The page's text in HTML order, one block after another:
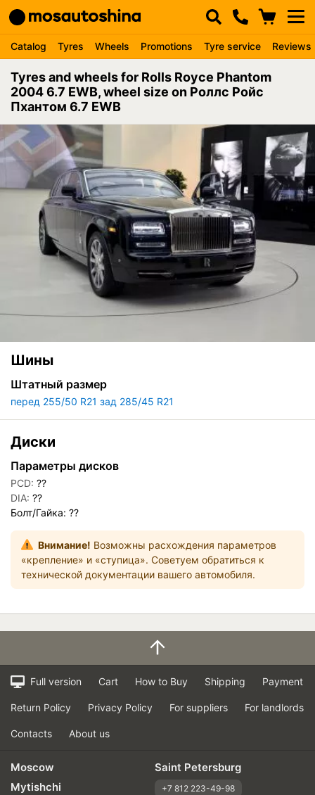
Catalog Tyres Wheels Promotions Tyre service Reviews
Tyres and wheels for Rolls Royce Phantom
2004 6.7 EWB, wheel size on Роллс Ройс
Пхантом 6.7 EWB
Шины
Штатный размер
перед 255/50 R21 зад 285/45 R21
Диски
Параметры дисков
PCD: ??
DIA: ??
Болт/Гайка: ??
Внимание! Возможны расхождения параметров
«крепление» и «ступица». Советуем обратиться к
технической документации вашего автомобиля.
Full version Cart How to Buy Shipping Payment
Return Policy Privacy Policy For suppliers For landlords
Contacts About us
Moscow
Mytishchi
Saint Petersburg
+7 812 223-49-98